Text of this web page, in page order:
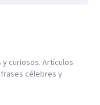
curiosos. Artículos
célebres y